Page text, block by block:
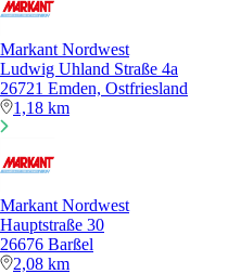
Markant Nordwest
Ludwig Uhland Straße 4a
26721 Emden, Ostfriesland
1,18 km
Markant Nordwest
Hauptstraße 30
26676 Barßel
2,08 km